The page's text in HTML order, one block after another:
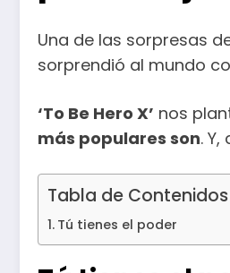
Una de las sorpresas
sorprendió al mundo
‘To Be Hero X’ nos
más populares son.
Tabla de Contenidos
Tú tienes el poder